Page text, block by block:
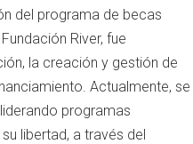
del programa de becas
River, fue
la creación y gestión de
Actualmente, se
programas
libertad, a través del